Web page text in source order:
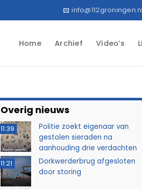
info@112groningen.nl
Home Archief Video’s
Overig nieuws
11:39
Politie zoekt eigenaar van
gestolen sieraden na
aanhouding drie verdachten
11:21
Dorkwerderbrug afgesloten
door storing